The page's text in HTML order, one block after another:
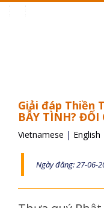
Giải đáp Thiền
BẪY TÌNH? ĐỐI
Vietnamese | English
Ngày đăng: 27-06-